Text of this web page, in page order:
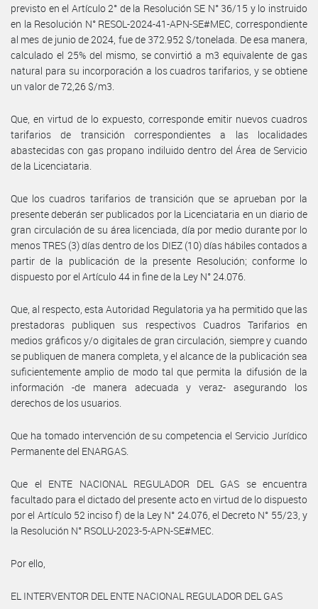
previsto en el Artículo 2° de la Resolución SE N° 36/15 y lo instruido
en la Resolución N° RESOL-2024-41-APN-SE#MEC, correspondiente
al mes de junio de 2024, fue de 372.952 $/tonelada. De esa manera,
calculado el 25% del mismo, se convirtió a m3 equivalente de gas
natural para su incorporación a los cuadros tarifarios, y se obtiene
un valor de 72,26 $/m3.
Que, en virtud de lo expuesto, corresponde emitir nuevos cuadros
tarifarios de transición correspondientes a las localidades
abastecidas con gas propano indiluido dentro del Área de Servicio
de la Licenciataria.
Que los cuadros tarifarios de transición que se aprueban por la
presente deberán ser publicados por la Licenciataria en un diario de
gran circulación de su área licenciada, día por medio durante por lo
menos TRES (3) días dentro de los DIEZ (10) días hábiles contados a
partir de la publicación de la presente Resolución; conforme lo
dispuesto por el Artículo 44 in fine de la Ley N° 24.076.
Que, al respecto, esta Autoridad Regulatoria ya ha permitido que las
prestadoras publiquen sus respectivos Cuadros Tarifarios en
medios gráficos y/o digitales de gran circulación, siempre y cuando
se publiquen de manera completa, y el alcance de la publicación sea
suficientemente amplio de modo tal que permita la difusión de la
información -de manera adecuada y veraz- asegurando los
derechos de los usuarios.
Que ha tomado intervención de su competencia el Servicio Jurídico
Permanente del ENARGAS.
Que el ENTE NACIONAL REGULADOR DEL GAS se encuentra
facultado para el dictado del presente acto en virtud de lo dispuesto
por el Artículo 52 inciso f) de la Ley N° 24.076, el Decreto N° 55/23, y
la Resolución N° RSOLU-2023-5-APN-SE#MEC.
Por ello,
EL INTERVENTOR DEL ENTE NACIONAL REGULADOR DEL GAS